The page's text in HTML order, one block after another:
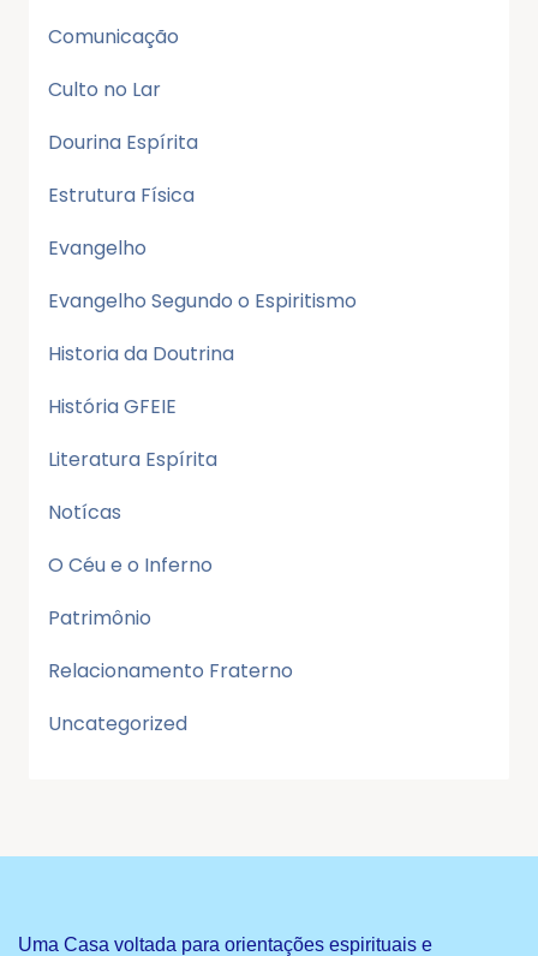
Comunicação
Culto no Lar
Dourina Espírita
Estrutura Física
Evangelho
Evangelho Segundo o Espiritismo
Historia da Doutrina
História GFEIE
Literatura Espírita
Notícas
O Céu e o Inferno
Patrimônio
Relacionamento Fraterno
Uncategorized
Uma Casa voltada para orientações espirituais e